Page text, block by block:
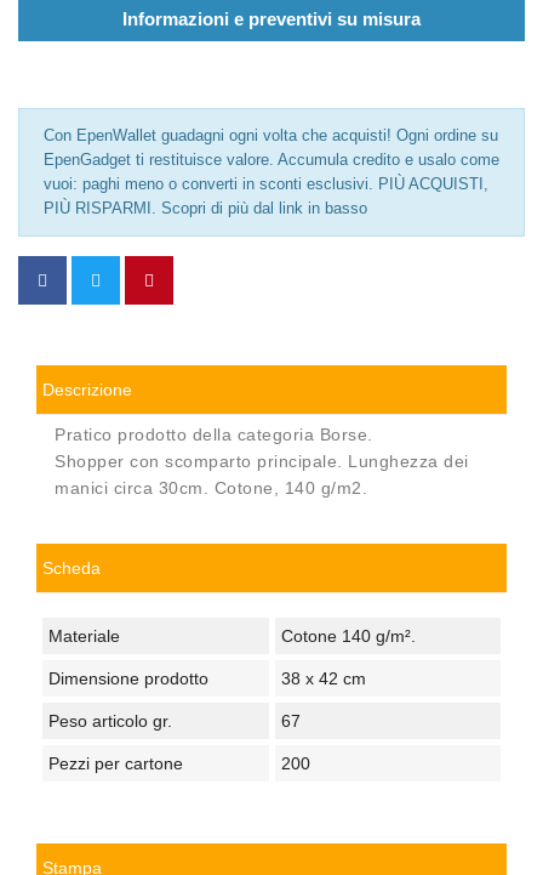
Informazioni e preventivi su misura
Con EpenWallet guadagni ogni volta che acquisti! Ogni ordine su
EpenGadget ti restituisce valore. Accumula credito e usalo come
vuoi: paghi meno o converti in sconti esclusivi. PIÙ ACQUISTI,
PIÙ RISPARMI. Scopri di più dal link in basso
Descrizione
Pratico prodotto della categoria Borse.
Shopper con scomparto principale. Lunghezza dei
manici circa 30cm. Cotone, 140 g/m2.
Scheda
Materiale Cotone 140 g/m².
Dimensione prodotto 38 x 42 cm
Peso articolo gr. 67
Pezzi per cartone 200
Stampa